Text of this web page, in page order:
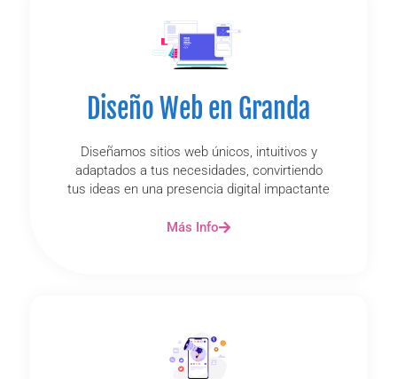
Diseño Web en Granda
Diseñamos sitios web únicos, intuitivos y
adaptados a tus necesidades, convirtiendo
tus ideas en una presencia digital impactante
Más Info